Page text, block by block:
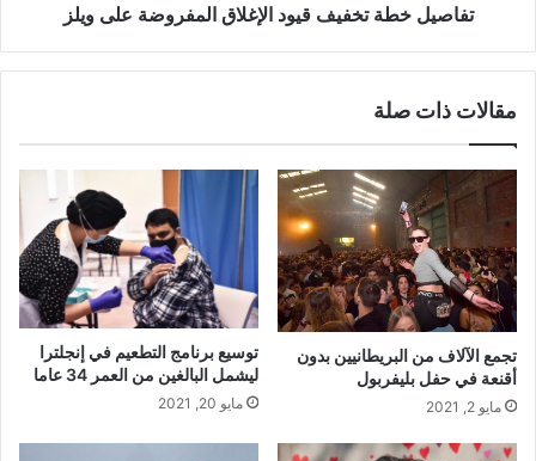
تفاصيل خطة تخفيف قيود الإغلاق المفروضة على ويلز
مقالات ذات صلة
تجمع الآلاف من البريطانيين بدون
أقنعة في حفل بليفربول
مايو 2, 2021
توسيع برنامج التطعيم في إنجلترا
ليشمل البالغين من العمر 34 عاما
مايو 20, 2021